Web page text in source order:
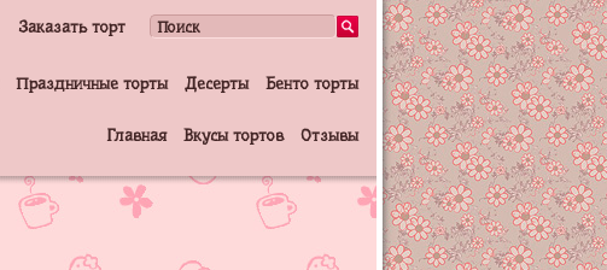
Заказать торт
Праздничные торты Десерты Бенто торты
Главная Вкусы тортов Отзывы